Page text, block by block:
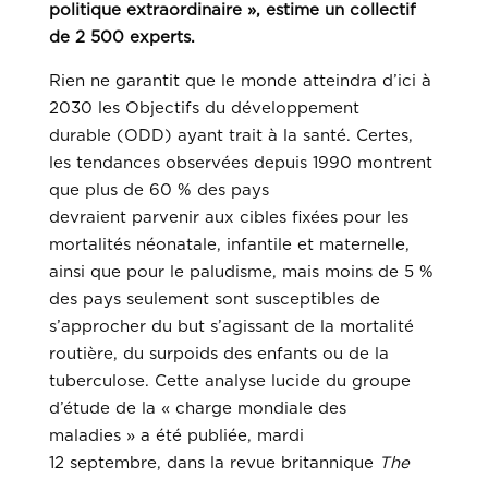
politique extraordinaire », estime un collectif
de 2 500 experts.
Rien ne garantit que le monde atteindra d’ici à
2030 les Objectifs du développement
durable (ODD) ayant trait à la santé. Certes,
les tendances observées depuis 1990 montrent
que plus de 60 % des pays
devraient parvenir aux cibles fixées pour les
mortalités néonatale, infantile et maternelle,
ainsi que pour le paludisme, mais moins de 5 %
des pays seulement sont susceptibles de
s’approcher du but s’agissant de la mortalité
routière, du surpoids des enfants ou de la
tuberculose. Cette analyse lucide du groupe
d’étude de la « charge mondiale des
maladies » a été publiée, mardi
12 septembre, dans la revue britannique The